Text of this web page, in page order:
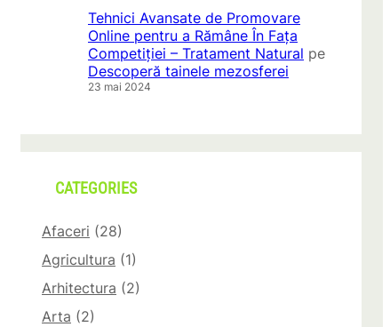
Tehnici Avansate de Promovare
Online pentru a Rămâne În Fața
Competiției – Tratament Natural pe
Descoperă tainele mezosferei
23 mai 2024
CATEGORIES
Afaceri (28)
Agricultura (1)
Arhitectura (2)
Arta (2)